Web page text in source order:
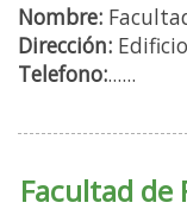
Nombre:
Dirección:
Telefono:......
Facultad de